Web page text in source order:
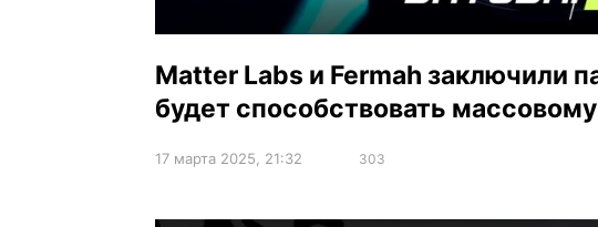
Matter Labs и Fermah заключили
будет способствовать
17 марта 2025, 21:32 303